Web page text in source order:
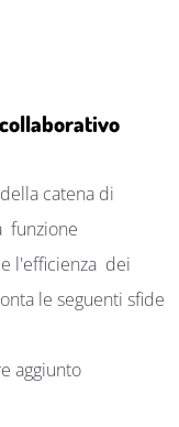
della catena di
funzione
l'efficienza dei
le seguenti sfide
aggiunto